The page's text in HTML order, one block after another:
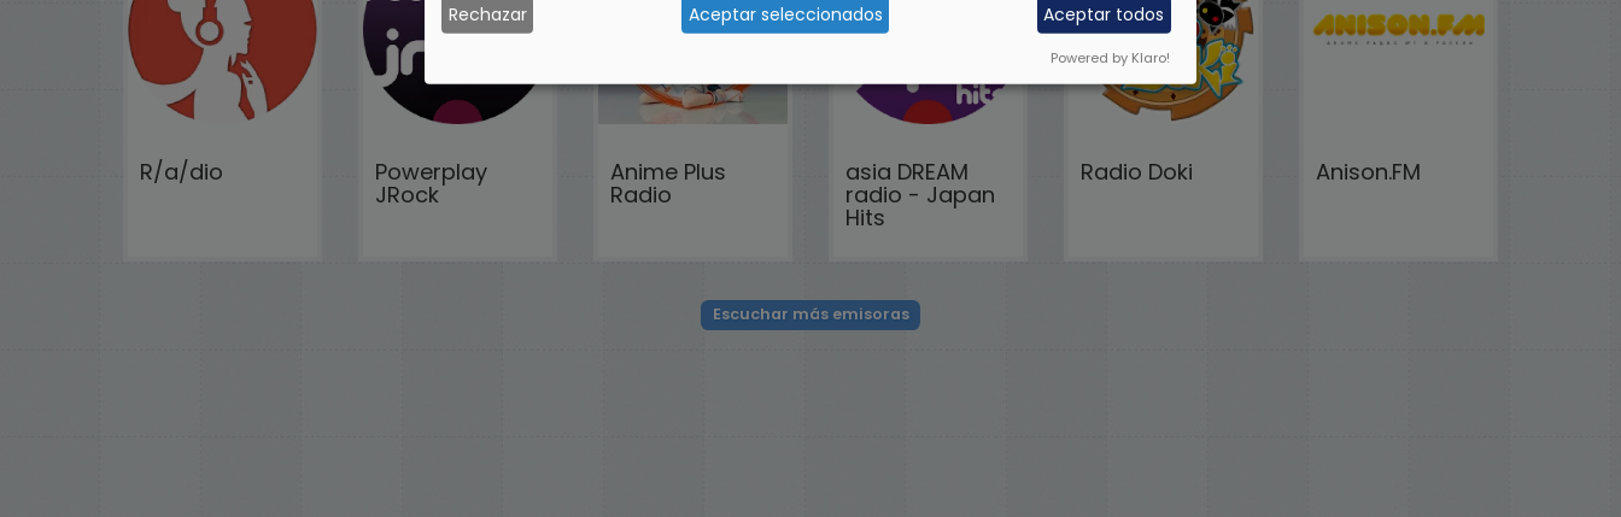
R/a/dio Powerplay
JRock
Anime Plus
Radio
asia DREAM
radio - Japan
Hits
Radio Doki Anison.FM
Escuchar más emisoras
Rechazar Aceptar seleccionados Aceptar todos
Powered by Klaro!